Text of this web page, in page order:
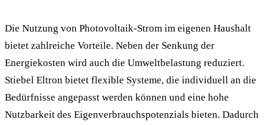
Die Nutzung von Photovoltaik-Strom im eigenen Haushalt
bietet zahlreiche Vorteile. Neben der Senkung der
Energiekosten wird auch die Umweltbelastung reduziert.
Stiebel Eltron bietet flexible Systeme, die individuell an die
Bedürfnisse angepasst werden können und eine hohe
Nutzbarkeit des Eigenverbrauchspotenzials bieten. Dadurch